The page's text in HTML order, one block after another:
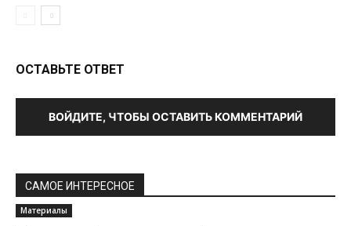
ОСТАВЬТЕ ОТВЕТ
ВОЙДИТЕ, ЧТОБЫ ОСТАВИТЬ КОММЕНТАРИЙ
САМОЕ ИНТЕРЕСНОЕ
Материалы